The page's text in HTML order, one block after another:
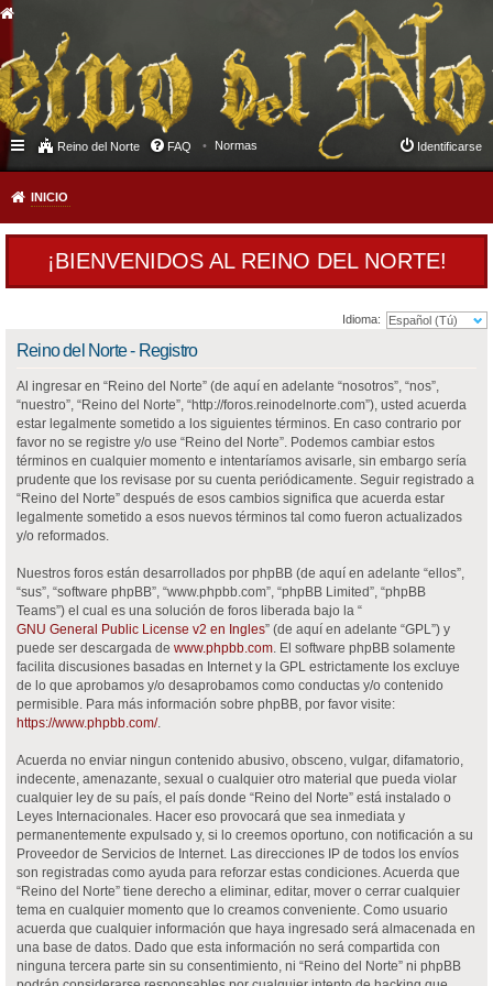
Reino del Norte FAQ Normas Identificarse
INICIO
¡BIENVENIDOS AL REINO DEL NORTE!
Idioma:
Reino del Norte - Registro
Al ingresar en “Reino del Norte” (de aquí en adelante “nosotros”, “nos”,
“nuestro”, “Reino del Norte”, “http://foros.reinodelnorte.com”), usted acuerda
estar legalmente sometido a los siguientes términos. En caso contrario por
favor no se registre y/o use “Reino del Norte”. Podemos cambiar estos
términos en cualquier momento e intentaríamos avisarle, sin embargo sería
prudente que los revisase por su cuenta periódicamente. Seguir registrado a
“Reino del Norte” después de esos cambios significa que acuerda estar
legalmente sometido a esos nuevos términos tal como fueron actualizados
y/o reformados.
Nuestros foros están desarrollados por phpBB (de aquí en adelante “ellos”,
“sus”, “software phpBB”, “www.phpbb.com”, “phpBB Limited”, “phpBB
Teams”) el cual es una solución de foros liberada bajo la “
GNU General Public License v2 en Ingles” (de aquí en adelante “GPL”) y
puede ser descargada de www.phpbb.com. El software phpBB solamente
facilita discusiones basadas en Internet y la GPL estrictamente los excluye
de lo que aprobamos y/o desaprobamos como conductas y/o contenido
permisible. Para más información sobre phpBB, por favor visite:
https://www.phpbb.com/.
Acuerda no enviar ningun contenido abusivo, obsceno, vulgar, difamatorio,
indecente, amenazante, sexual o cualquier otro material que pueda violar
cualquier ley de su país, el país donde “Reino del Norte” está instalado o
Leyes Internacionales. Hacer eso provocará que sea inmediata y
permanentemente expulsado y, si lo creemos oportuno, con notificación a su
Proveedor de Servicios de Internet. Las direcciones IP de todos los envíos
son registradas como ayuda para reforzar estas condiciones. Acuerda que
“Reino del Norte” tiene derecho a eliminar, editar, mover o cerrar cualquier
tema en cualquier momento que lo creamos conveniente. Como usuario
acuerda que cualquier información que haya ingresado será almacenada en
una base de datos. Dado que esta información no será compartida con
ninguna tercera parte sin su consentimiento, ni “Reino del Norte” ni phpBB